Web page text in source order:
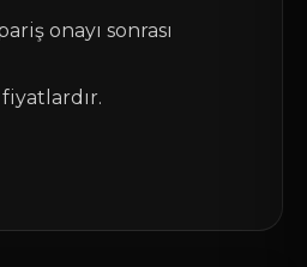
onayı sonrası